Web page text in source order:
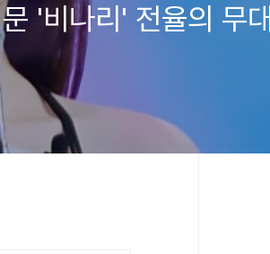
'비나리' 전율의 무대